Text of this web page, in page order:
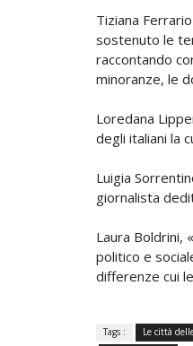
Tiziana
sostenuto le
raccontando
minoranze, le
Loredana
degli italiani la
Luigia
giornalista
Laura Boldrini,
politico e
differenze cui
Tags : Le città